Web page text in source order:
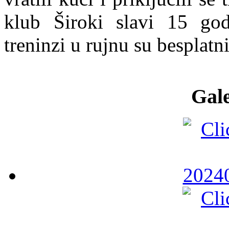
klub Široki slavi 15
treninzi u rujnu su